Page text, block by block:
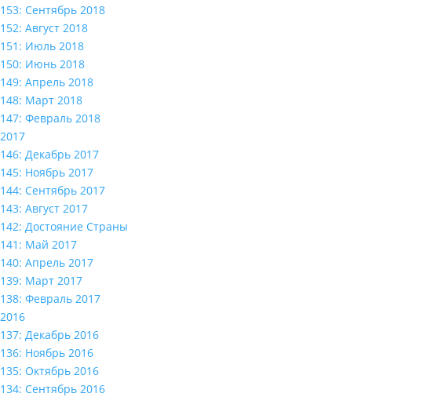
153: Сентябрь 2018
152: Август 2018
151: Июль 2018
150: Июнь 2018
149: Апрель 2018
148: Март 2018
147: Февраль 2018
2017
146: Декабрь 2017
145: Ноябрь 2017
144: Сентябрь 2017
143: Август 2017
142: Достояние Страны
141: Май 2017
140: Апрель 2017
139: Март 2017
138: Февраль 2017
2016
137: Декабрь 2016
136: Ноябрь 2016
135: Октябрь 2016
134: Сентябрь 2016